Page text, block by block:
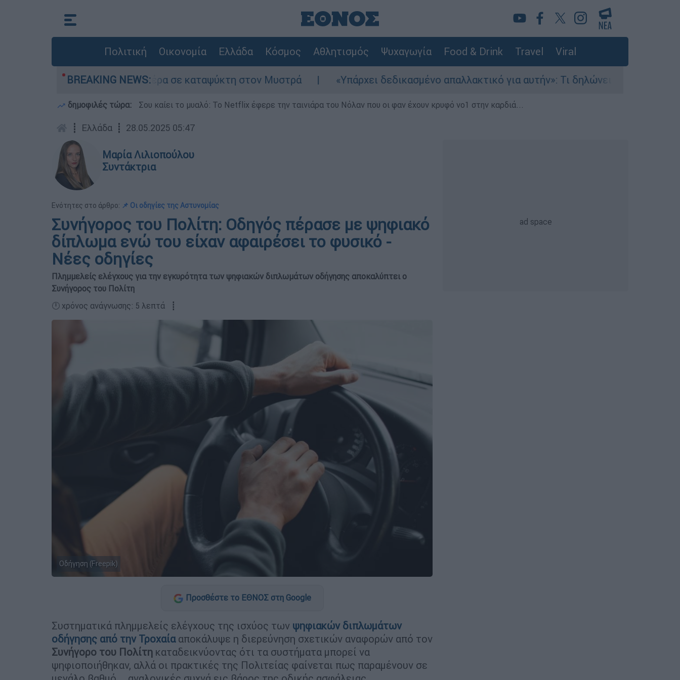
Πολιτική Οικονομία Ελλάδα Κόσμος Αθλητισμός Ψυχαγωγία Food & Drink Travel Viral
BREAKING NEWS:
νεκρό του πατέρα σε καταψύκτη στον Μυστρά «Υπάρχει δεδικασμένο απαλλακτικό για αυτήν»: Τι δηλώνει στο ethnos.gr ο Κώστας
δημοφιλές τώρα: Σου καίει το μυαλό: Το Netflix έφερε την ταινιάρα του Νόλαν που οι φαν έχουν κρυφό νο1 στην καρδιά...
┋ Ελλάδα ┋ 28.05.2025 05:47
Μαρία Λιλιοπούλου
Συντάκτρια
Ενότητες στο άρθρο: 📌 Οι οδηγίες της Αστυνομίας
Συνήγορος του Πολίτη: Οδηγός πέρασε με ψηφιακό
δίπλωμα ενώ του είχαν αφαιρέσει το φυσικό -
Νέες οδηγίες
Πλημμελείς ελέγχους για την εγκυρότητα των ψηφιακών διπλωμάτων οδήγησης αποκαλύπτει ο
Συνήγορος του Πολίτη
🕛 χρόνος ανάγνωσης: 5 λεπτά ┋
Οδήγηση (Freepik)
Προσθέστε το ΕΘΝΟΣ στη Google
Συστηματικά πλημμελείς ελέγχους της ισχύος των ψηφιακών διπλωμάτων
οδήγησης από την Τροχαία αποκάλυψε η διερεύνηση σχετικών αναφορών από τον
Συνήγορο του Πολίτη καταδεικνύοντας ότι τα συστήματα μπορεί να
ψηφιοποιήθηκαν, αλλά οι πρακτικές της Πολιτείας φαίνεται πως παραμένουν σε